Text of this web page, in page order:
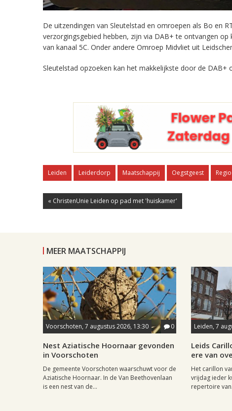
De uitzendingen van Sleutelstad en omroepen als Bo en
verzorgingsgebied hebben, zijn via DAB+ te ontvangen
van kanaal 5C. Onder andere Omroep Midvliet uit
Sleutelstad opzoeken kan het makkelijkste door de
Leiden Leiderdorp Maatschappij Oegstgeest Regio
« ChristenUnie Leiden op pad met 'huiskamer'
MEER MAATSCHAPPIJ
Voorschoten, 7 augustus 2026, 13:30 0
Nest Aziatische Hoornaar gevonden
in Voorschoten
De gemeente Voorschoten waarschuwt voor de
Aziatische Hoornaar. In de Van Beethovenlaan
is een nest van de...
Leiden, 7
Leids
ere van
Het carillon
vrijdag ieder
repertoire